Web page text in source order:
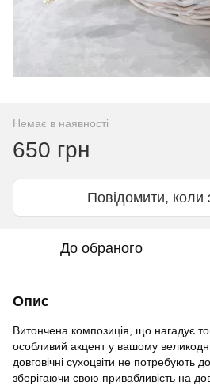
Немає в наявності
650 грн
Повідомити, коли
До обраного
Опис
Витончена композиція, що нагадує
особливий акцент у вашому
довговічні сухоцвіти не потребують
зберігаючи свою привабливість на